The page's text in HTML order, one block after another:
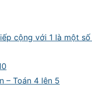
cộng với 1 là một
– Toán 4 lên 5